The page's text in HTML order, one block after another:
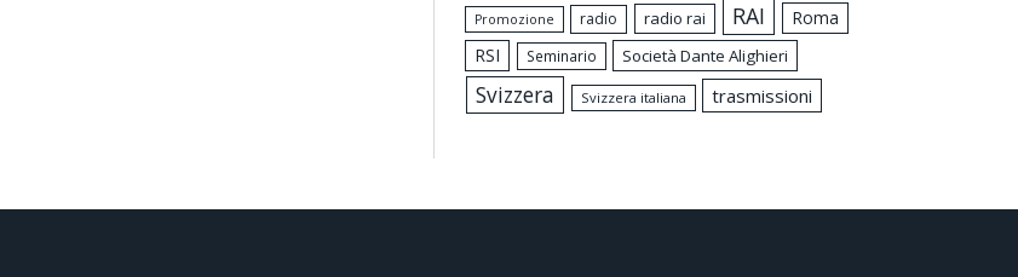
Promozione radio radio rai RAI
Roma
RSI
Seminario Società Dante Alighieri
Svizzera Svizzera italiana trasmissioni